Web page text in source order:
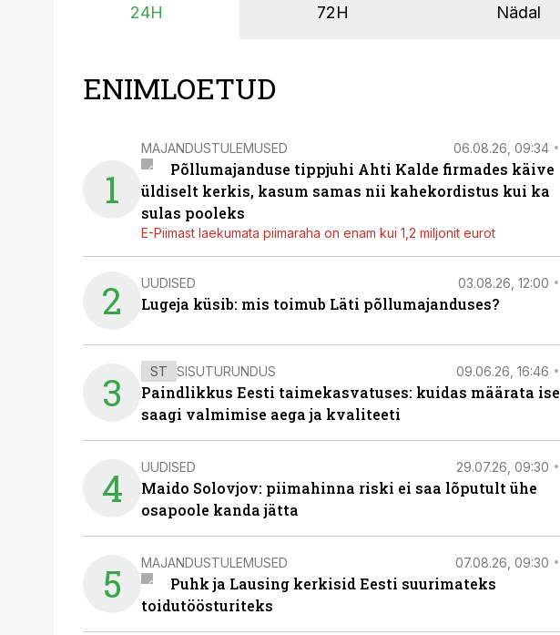
24H 72H Nädal
ENIMLOETUD
1
MAJANDUSTULEMUSED 06.08.26, 09:34
Põllumajanduse tippjuhi Ahti Kalde firmades käive
üldiselt kerkis, kasum samas nii kahekordistus kui ka
sulas pooleks
E-Piimast laekumata piimaraha on enam kui 1,2 miljonit eurot
2 UUDISED 03.08.26, 12:00
Lugeja küsib: mis toimub Läti põllumajanduses?
3 ST SISUTURUNDUS 09.06.26, 16:46
Paindlikkus Eesti taimekasvatuses: kuidas määrata ise
saagi valmimise aega ja kvaliteeti
4 UUDISED 29.07.26, 09:30
Maido Solovjov: piimahinna riski ei saa lõputult ühe
osapoole kanda jätta
5 MAJANDUSTULEMUSED 07.08.26, 09:30
Puhk ja Lausing kerkisid Eesti suurimateks
toidutöösturiteks